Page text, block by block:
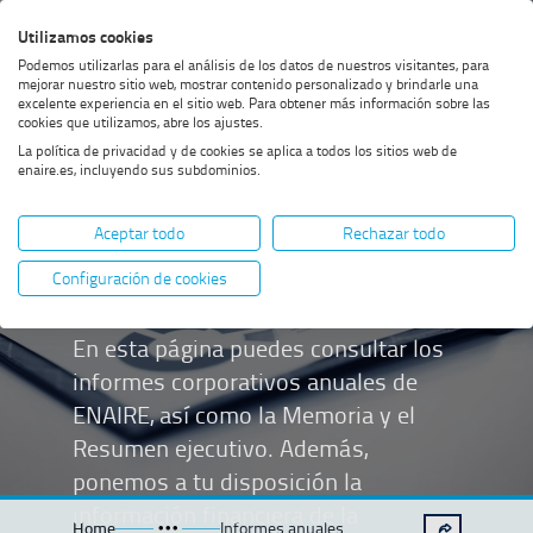
al
menú
al
contenido
al
footer
alto
contraste
Informes
anuales
En esta página puedes consultar los
informes corporativos anuales de
ENAIRE, así como la Memoria y el
Resumen ejecutivo. Además,
ponemos a tu disposición la
información financiera de la
Home Informes anuales
Utilizamos cookies
Podemos utilizarlas para el análisis de los datos de nuestros visitantes, para
mejorar nuestro sitio web, mostrar contenido personalizado y brindarle una
excelente experiencia en el sitio web. Para obtener más información sobre las
cookies que utilizamos, abre los ajustes.
La política de privacidad y de cookies se aplica a todos los sitios web de
enaire.es, incluyendo sus subdominios.
Aceptar todo
Rechazar todo
Configuración de cookies